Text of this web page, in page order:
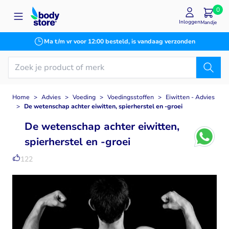
Ga naar de inhoud
Ma t/m vr voor 12:00 besteld, is vandaag verzonden
InloggenMandje
0
Home > Advies > Voeding > Voedingsstoffen > Eiwitten - Advies
> De wetenschap achter eiwitten, spierherstel en -groei
De wetenschap achter eiwitten,
spierherstel en -groei
122